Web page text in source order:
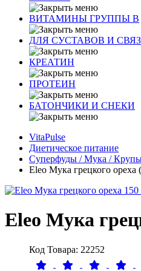
ВИТАМИНЫ ГРУППЫ В
ДЛЯ СУСТАВОВ И
КРЕАТИН
ПРОТЕИН
БАТОНЧИКИ И СНЕКИ
VitaPulse
Диетическое питание
Суперфуды / Мука /
Eleo Мука грецкого ореха
Eleo Мука
Код Товара: 22252